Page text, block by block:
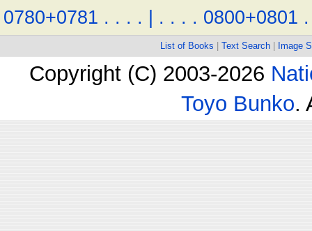
0780+0781 . . . . | . . . . 0800+0801 .
List of Books Text Search Image
Copyright (C) 2003-2026
Toyo Bunko.